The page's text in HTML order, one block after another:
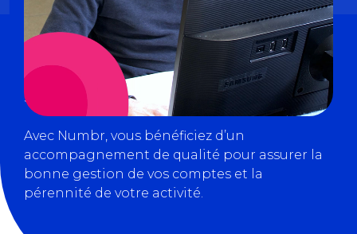
Que vous ayez besoin de clarifications sur la
gestion financière, la fiscalité ou
l’optimisation des coûts, nos ressources vous
offrent des explications détaillées et des
solutions pratiques.
Avec Numbr, vous bénéficiez d’un
accompagnement de qualité pour assurer la
bonne gestion de vos comptes et la
pérennité de votre activité.